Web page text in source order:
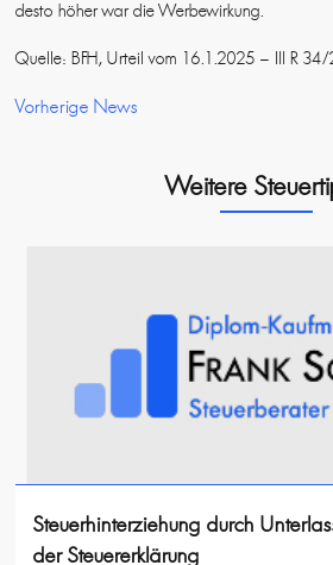
desto höher war die Werbewirkung.
Quelle: BFH, Urteil vom 16.1.2025 – III R
Vorherige News
Weitere
Steuerhinterziehung durch
der Steuererklärung